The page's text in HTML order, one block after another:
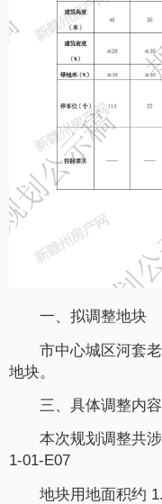
一、拟调整地块
市中心城区河套老
地块。
三、具体调整内容
本次规划调整共涉
1-01-E07
地块用地面积约